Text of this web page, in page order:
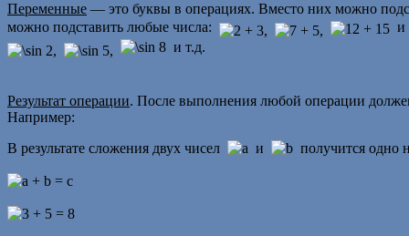
Переменные — это буквы в операциях. Вместо них можно
можно подставить любые числа:
и
и т.д.
Результат операции. После выполнения любой операции
Например:
В результате сложения двух чисел
и получится одно